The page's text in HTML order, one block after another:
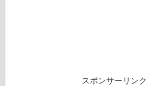
スポンサーリンク